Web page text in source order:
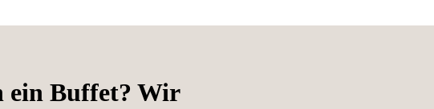
ein Buffet? Wir